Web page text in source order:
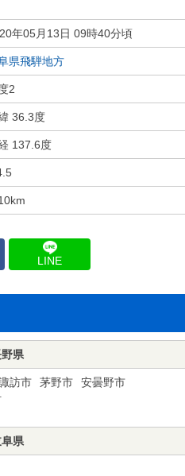
年05月13日 09時40分頃
県飛騨地方
2
36.3度
137.6度
LINE
県
訪市 茅野市
安曇野市
県